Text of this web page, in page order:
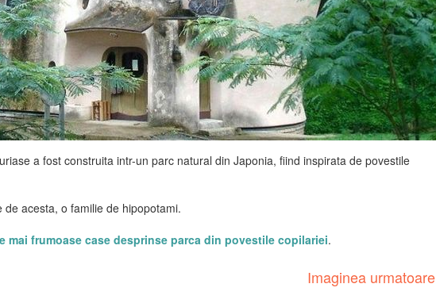
a fost construita intr-un parc natural din Japonia, fiind inspirata de povestile
acesta, o familie de hipopotami.
mai frumoase case desprinse parca din povestile copilariei.
Imaginea urmatoare